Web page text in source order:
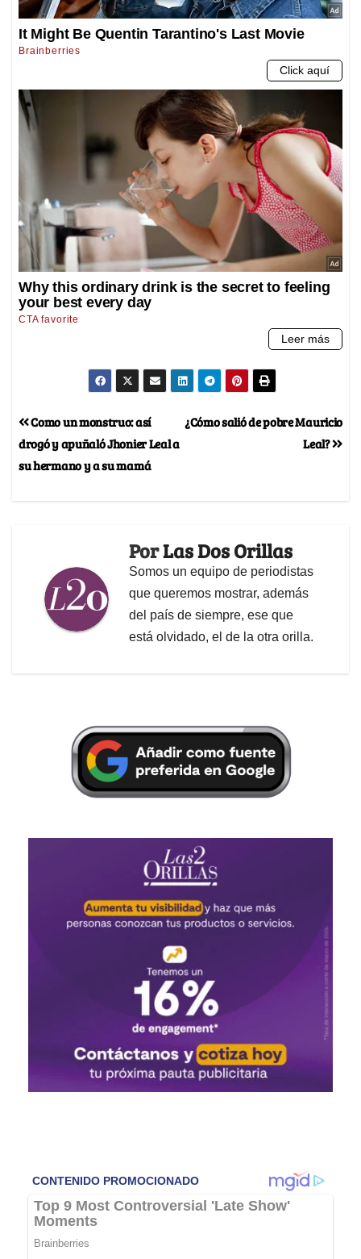
¿Cómo salió de pobre Mauricio
Leal?
Como un monstruo: así
drogó y apuñaló Jhonier Leal a
su hermano y a su mamá
PorLas Dos Orillas
Somos un equipo de periodistas
que queremos mostrar, además
del país de siempre, ese que
está olvidado, el de la otra orilla.